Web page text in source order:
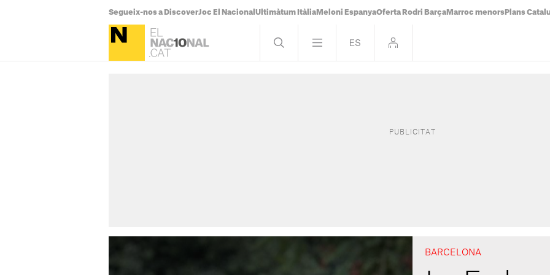
Segueix-nos a DiscoverJoc El Nacional Ultimàtum Itàlia Meloni EspanyaOferta Rodri Barça Marroc menors Plans
BARCELONA